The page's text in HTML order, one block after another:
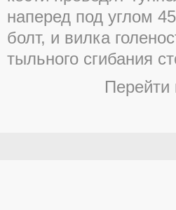
наперед под углом
болт, и вилка
тыльного сгибания
Перейти